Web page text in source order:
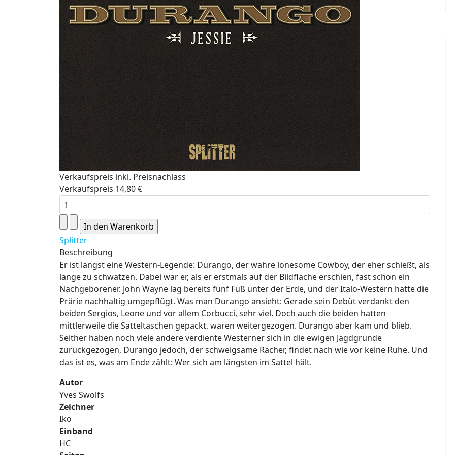
Verkaufspreis inkl. Preisnachlass
Verkaufspreis 14,80 €
Splitter
Beschreibung
Er ist längst eine Western-Legende: Durango, der wahre lonesome Cowboy, der eher schießt, als
lange zu schwatzen. Dabei war er, als er erstmals auf der Bildfläche erschien, fast schon ein
Nachgeborener. John Wayne lag bereits fünf Fuß unter der Erde, und der Italo-Western hatte die
Prärie nachhaltig umgepflügt. Was man Durango ansieht: Gerade sein Debüt verdankt den
beiden Sergios, Leone und vor allem Corbucci, sehr viel. Doch auch die beiden hatten
mittlerweile die Satteltaschen gepackt, waren weitergezogen. Durango aber kam und blieb.
Seither haben noch viele andere verdiente Westerner sich in die ewigen Jagdgründe
zurückgezogen, Durango jedoch, der schweigsame Rächer, findet nach wie vor keine Ruhe. Und
das ist es, was am Ende zählt: Wer sich am längsten im Sattel hält.
Autor
Yves Swolfs
Zeichner
Iko
Einband
HC